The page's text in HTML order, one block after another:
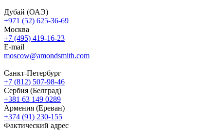
Дубай (ОАЭ)
+971 (52) 625-36-69
Москва
+7 (495) 419-16-23
E-mail
moscow@amondsmith.com
Санкт-Петербург
+7 (812) 507-98-46
Сербия (Белград)
+381 63 149 0289
Армения (Ереван)
+374 (91) 230-155
Фактический адрес